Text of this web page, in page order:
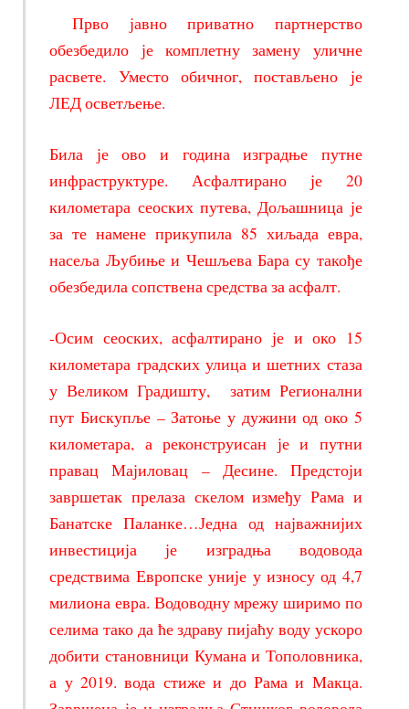
Прво јавно приватно партнерство
обезбедило је комплетну замену уличне
расвете. Уместо обичног, постављено је
ЛЕД осветљење.
Била је ово и година изградње путне
инфраструктуре. Асфалтирано је 20
километара сеоских путева, Дољашница је
за те намене прикупила 85 хиљада евра,
насеља Љубиње и Чешљева Бара су такође
обезбедила сопствена средства за асфалт.
-Осим сеоских, асфалтирано је и око 15
километара градских улица и шетних стаза
у Великом Градишту, затим Регионални
пут Бискупље – Затоње у дужини од око 5
километара, а реконструисан је и путни
правац Мајиловац – Десине. Предстоји
завршетак прелаза скелом између Рама и
Банатске Паланке…Једна од најважнијих
инвестиција је изградња водовода
средствима Европске уније у износу од 4,7
милиона евра. Водоводну мрежу ширимо по
селима тако да ће здраву пијаћу воду ускоро
добити становници Кумана и Тополовника,
а у 2019. вода стиже и до Рама и Макца.